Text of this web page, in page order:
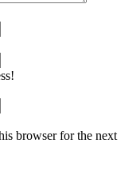
browser for the next